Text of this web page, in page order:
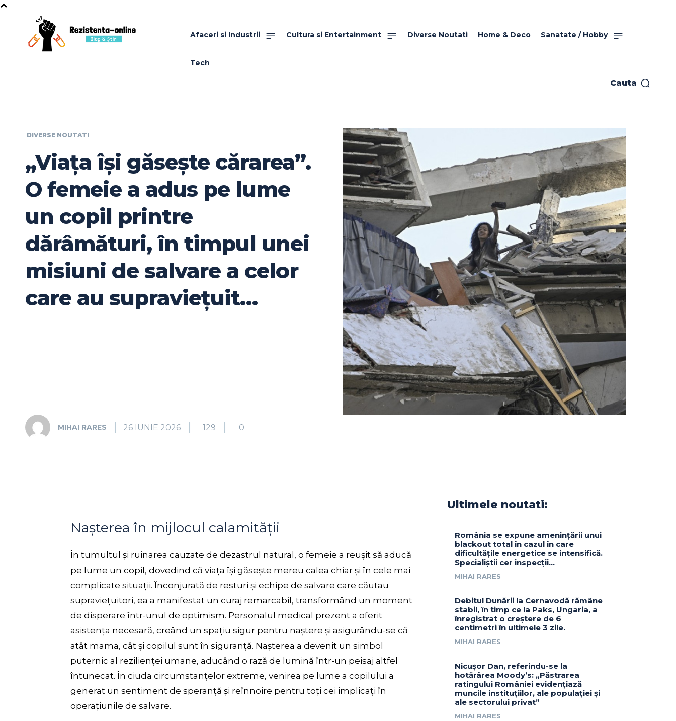
Afaceri si Industrii Cultura si Entertainment Diverse Noutati Home & Deco Sanatate / Hobby
Tech
Cauta
DIVERSE NOUTATI
„Viața își găsește cărarea”.
O femeie a adus pe lume
un copil printre
dărâmături, în timpul unei
misiuni de salvare a celor
care au supraviețuit…
MIHAI RARES 26 IUNIE 2026 129 0
Nașterea în mijlocul calamității
În tumultul și ruinarea cauzate de dezastrul natural, o femeie a reușit să aducă
pe lume un copil, dovedind că viața își găsește mereu calea chiar și în cele mai
complicate situații. Înconjurată de resturi și echipe de salvare care căutau
supraviețuitori, ea a manifestat un curaj remarcabil, transformând un moment
de disperare într-unul de optimism. Personalul medical prezent a oferit
asistența necesară, creând un spațiu sigur pentru naștere și asigurându-se că
atât mama, cât și copilul sunt în siguranță. Nașterea a devenit un simbol
puternic al rezilienței umane, aducând o rază de lumină într-un peisaj altfel
întunecat. În ciuda circumstanțelor extreme, venirea pe lume a copilului a
generat un sentiment de speranță și reînnoire pentru toți cei implicați în
operațiunile de salvare.
Ultimele noutati:
România se expune amenințării unui
blackout total în cazul în care
dificultățile energetice se intensifică.
Specialiștii cer inspecții…
MIHAI RARES
Debitul Dunării la Cernavodă rămâne
stabil, în timp ce la Paks, Ungaria, a
înregistrat o creștere de 6
centimetri în ultimele 3 zile.
MIHAI RARES
Nicușor Dan, referindu-se la
hotărârea Moody’s: „Păstrarea
ratingului României evidențiază
muncile instituțiilor, ale populației și
ale sectorului privat”
MIHAI RARES